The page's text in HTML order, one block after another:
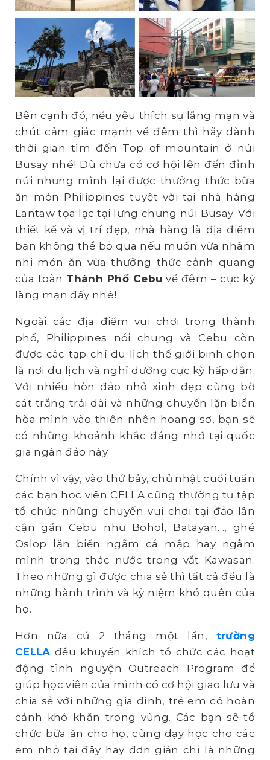
Bên cạnh đó, nếu yêu thích sự lãng mạn và
chút cảm giác mạnh về đêm thì hãy dành
thời gian tìm đến Top of mountain ở núi
Busay nhé! Dù chưa có cơ hội lên đến đỉnh
núi nhưng mình lại được thưởng thức bữa
ăn món Philippines tuyệt vời tại nhà hàng
Lantaw tọa lạc tại lưng chưng núi Busay. Với
thiết kế và vị trí đẹp, nhà hàng là địa điểm
bạn không thể bỏ qua nếu muốn vừa nhâm
nhi món ăn vừa thưởng thức cảnh quang
của toàn Thành Phố Cebu về đêm – cực kỳ
lãng mạn đấy nhé!
Ngoài các địa điểm vui chơi trong thành
phố, Philippines nói chung và Cebu còn
được các tạp chí du lịch thế giới binh chọn
là nơi du lịch và nghỉ dưỡng cực kỳ hấp dẫn.
Với nhiều hòn đảo nhỏ xinh đẹp cùng bờ
cát trắng trải dài và những chuyến lặn biển
hòa mình vào thiên nhên hoang sơ, bạn sẽ
có những khoảnh khắc đáng nhớ tại quốc
gia ngàn đảo này.
Chính vì vậy, vào thứ bảy, chủ nhật cuối tuần
các bạn học viên CELLA cũng thường tụ tập
tổ chức những chuyến vui chơi tại đảo lân
cận gần Cebu như Bohol, Batayan…, ghé
Oslop lặn biển ngắm cá mập hay ngâm
mình trong thác nước trong vắt Kawasan.
Theo những gì được chia sẻ thì tất cả đều là
những hành trình và kỷ niệm khó quên của
họ.
Hơn nữa cứ 2 tháng một lần, trường
CELLA đều khuyến khích tổ chức các hoạt
động tình nguyện Outreach Program để
giúp học viên của mình có cơ hội giao lưu và
chia sẻ với những gia đình, trẻ em có hoàn
cảnh khó khăn trong vùng. Các bạn sẽ tổ
chức bữa ăn cho họ, cùng dạy học cho các
em nhỏ tại đây hay đơn giản chỉ là những